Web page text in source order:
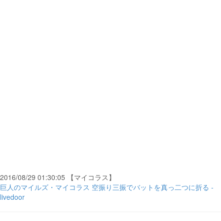
2016/08/29 01:30:05 【マイコラス】
巨人のマイルズ・マイコラス 空振り三振でバットを真っ二つに折る -
livedoor